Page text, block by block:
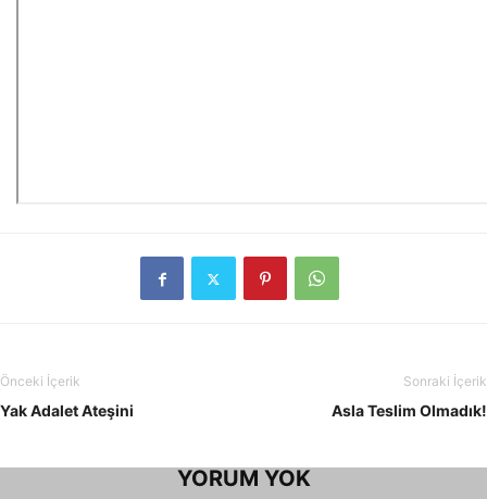
Önceki İçerik
Yak Adalet Ateşini
Sonraki İçerik
Asla Teslim Olmadık!
YORUM YOK